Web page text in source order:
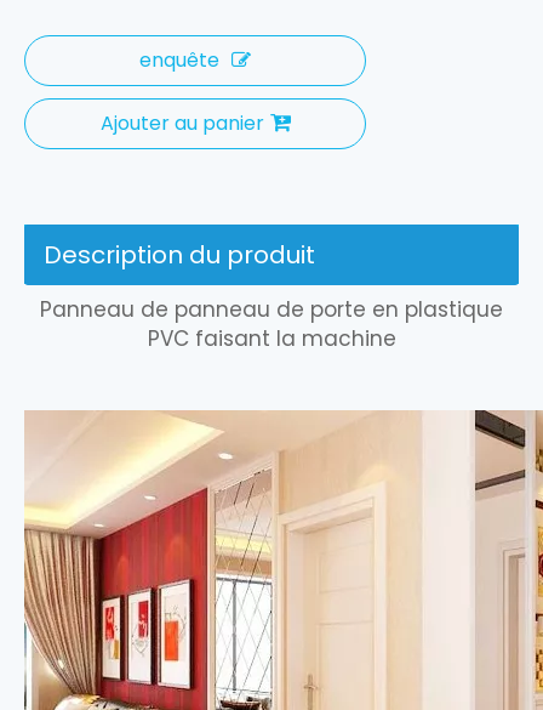
enquête
Ajouter au panier
Description du produit
Panneau de panneau de porte en plastique
PVC faisant la machine